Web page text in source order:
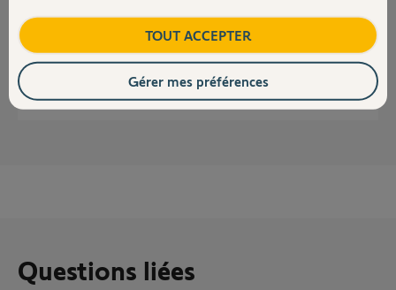
Appliquer ce Retex
https://forum.somfy.fr/questions/3517831-retex-acces-exterieur-
protexiom-protexial
JACKY M. il y a 12 mois
Questions liées
TOUT ACCEPTER
Gérer mes préférences